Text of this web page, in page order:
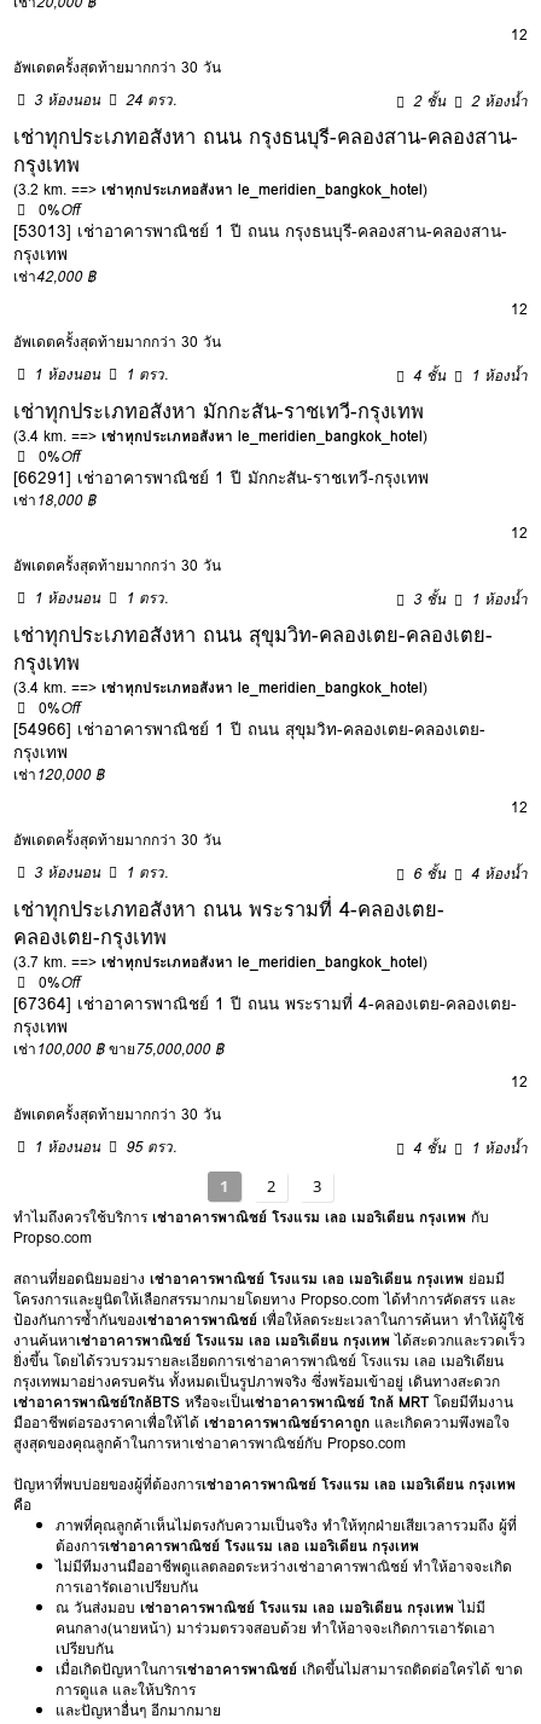
12
อัพเดตครั้งสุดท้ายมากกว่า 30 วัน
3 ห้องนอน
24 ตรว. 2 ชั้น 2 ห้องน้ำ
เช่าทุกประเภทอสังหา ถนน กรุงธนบุรี-คลองสาน-คลองสาน-
กรุงเทพ
(3.2 km. ==>เช่าทุกประเภทอสังหา le_meridien_bangkok_hotel)
0%Off
[53013] เช่าอาคารพาณิชย์ 1 ปี ถนน กรุงธนบุรี-คลองสาน-คลองสาน-
กรุงเทพ
เช่า42,000 ฿
12
อัพเดตครั้งสุดท้ายมากกว่า 30 วัน
1 ห้องนอน
1 ตรว. 4 ชั้น 1 ห้องน้ำ
เช่าทุกประเภทอสังหา มักกะสัน-ราชเทวี-กรุงเทพ
(3.4 km. ==>เช่าทุกประเภทอสังหา le_meridien_bangkok_hotel)
0%Off
[66291] เช่าอาคารพาณิชย์ 1 ปี มักกะสัน-ราชเทวี-กรุงเทพ
เช่า18,000 ฿
12
อัพเดตครั้งสุดท้ายมากกว่า 30 วัน
1 ห้องนอน
1 ตรว. 3 ชั้น 1 ห้องน้ำ
เช่าทุกประเภทอสังหา ถนน สุขุมวิท-คลองเตย-คลองเตย-
กรุงเทพ
(3.4 km. ==>เช่าทุกประเภทอสังหา le_meridien_bangkok_hotel)
0%Off
[54966] เช่าอาคารพาณิชย์ 1 ปี ถนน สุขุมวิท-คลองเตย-คลองเตย-
กรุงเทพ
เช่า120,000 ฿
12
อัพเดตครั้งสุดท้ายมากกว่า 30 วัน
3 ห้องนอน
1 ตรว. 6 ชั้น 4 ห้องน้ำ
เช่าทุกประเภทอสังหา ถนน พระรามที่ 4-คลองเตย-
คลองเตย-กรุงเทพ
(3.7 km. ==>เช่าทุกประเภทอสังหา le_meridien_bangkok_hotel)
0%Off
[67364] เช่าอาคารพาณิชย์ 1 ปี ถนน พระรามที่ 4-คลองเตย-คลองเตย-
กรุงเทพ
เช่า100,000 ฿ ขาย75,000,000 ฿
12
อัพเดตครั้งสุดท้ายมากกว่า 30 วัน
1 ห้องนอน
95 ตรว. 4 ชั้น 1 ห้องน้ำ
1 2 3
ทำไมถึงควรใช้บริการเช่าอาคารพาณิชย์ โรงแรม เลอ เมอริเดียน กรุงเทพ กับ
Propso.com
สถานที่ยอดนิยมอย่างเช่าอาคารพาณิชย์ โรงแรม เลอ เมอริเดียน กรุงเทพ ย่อมมี
โครงการและยูนิตให้เลือกสรรมากมายโดยทาง Propso.com ได้ทำการคัดสรร และ
ป้องกันการซ้ำกันของเช่าอาคารพาณิชย์ เพื่อให้ลดระยะเวลาในการค้นหา ทำให้ผู้ใช้
งานค้นหาเช่าอาคารพาณิชย์ โรงแรม เลอ เมอริเดียน กรุงเทพ ได้สะดวกและรวดเร็ว
ยิ่งขึ้น โดยได้รวบรวมรายละเอียดการเช่าอาคารพาณิชย์ โรงแรม เลอ เมอริเดียน
กรุงเทพมาอย่างครบครัน ทั้งหมดเป็นรูปภาพจริง ซึ่งพร้อมเข้าอยู่ เดินทางสะดวก
เช่าอาคารพาณิชย์ใกล้BTS หรือจะเป็นเช่าอาคารพาณิชย์ ใกล้ MRT โดยมีทีมงาน
มืออาชีพต่อรองราคาเพื่อให้ได้เช่าอาคารพาณิชย์ราคาถูก และเกิดความพึงพอใจ
สูงสุดของคุณลูกค้าในการหาเช่าอาคารพาณิชย์กับ Propso.com
ปัญหาที่พบบ่อยของผู้ที่ต้องการเช่าอาคารพาณิชย์ โรงแรม เลอ เมอริเดียน กรุงเทพ
คือ
ภาพที่คุณลูกค้าเห็นไม่ตรงกับความเป็นจริง ทำให้ทุกฝ่ายเสียเวลารวมถึง ผู้ที่
ต้องการเช่าอาคารพาณิชย์ โรงแรม เลอ เมอริเดียน กรุงเทพ
ไม่มีทีมงานมืออาชีพดูแลตลอดระหว่างเช่าอาคารพาณิชย์ ทำให้อาจจะเกิด
การเอารัดเอาเปรียบกัน
ณ วันส่งมอบเช่าอาคารพาณิชย์ โรงแรม เลอ เมอริเดียน กรุงเทพ ไม่มี
คนกลาง(นายหน้า) มาร่วมตรวจสอบด้วย ทำให้อาจจะเกิดการเอารัดเอา
เปรียบกัน
เมื่อเกิดปัญหาในการเช่าอาคารพาณิชย์ เกิดขึ้นไม่สามารถติดต่อใครได้ ขาด
การดูแล และให้บริการ
และปัญหาอื่นๆ อีกมากมาย